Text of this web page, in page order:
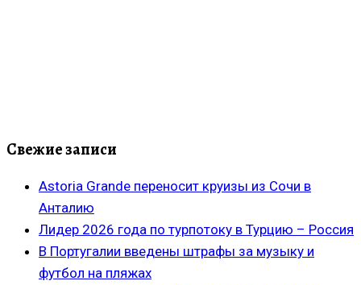
Свежие записи
Astoria Grande переносит круизы из Сочи в
Анталию
Лидер 2026 года по турпотоку в Турцию – Россия
В Португалии введены штрафы за музыку и
футбол на пляжах